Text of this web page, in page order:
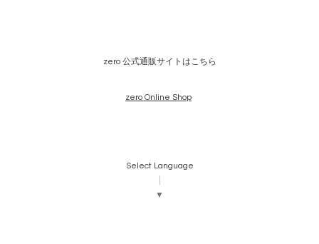
zero 公式通販サイトはこちら
zero Online Shop
Select Language
▼